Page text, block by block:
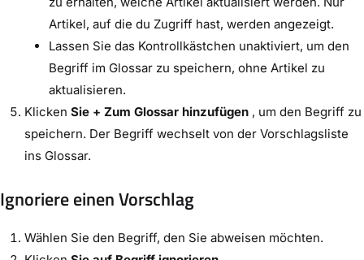
Artikel, auf die du Zugriff hast, werden angezeigt.
Lassen Sie das Kontrollkästchen unaktiviert, um den
Begriff im Glossar zu speichern, ohne Artikel zu
aktualisieren.
Klicken Sie + Zum Glossar hinzufügen , um den Begriff zu
speichern. Der Begriff wechselt von der Vorschlagsliste
ins Glossar.
Ignoriere einen Vorschlag
Wählen Sie den Begriff, den Sie abweisen möchten.